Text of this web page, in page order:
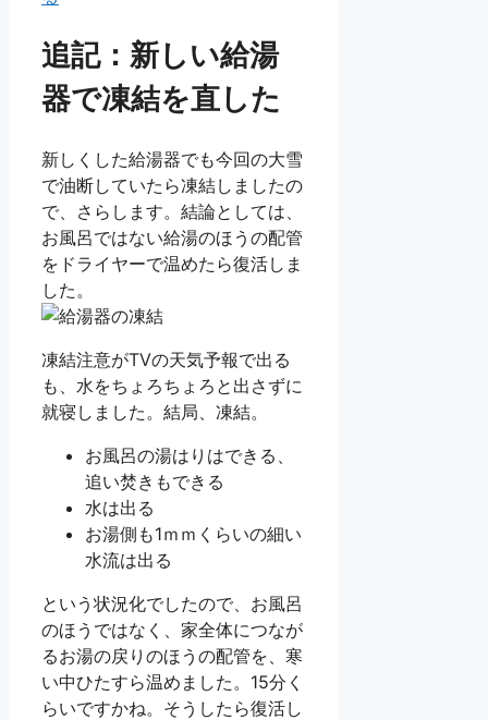
追記：新しい給湯
器で凍結を直した
新しくした給湯器でも今回の大雪
で油断していたら凍結しましたの
で、さらします。結論としては、
お風呂ではない給湯のほうの配管
をドライヤーで温めたら復活しま
した。
凍結注意がTVの天気予報で出る
も、水をちょろちょろと出さずに
就寝しました。結局、凍結。
お風呂の湯はりはできる、
追い焚きもできる
水は出る
お湯側も1ｍｍくらいの細い
水流は出る
という状況化でしたので、お風呂
のほうではなく、家全体につなが
るお湯の戻りのほうの配管を、寒
い中ひたすら温めました。15分く
らいですかね。そうしたら復活し